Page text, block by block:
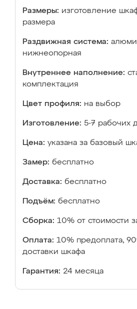
Размеры: изготовление
размера
Раздвижная система:
нижнеопорная
Внутреннее наполнение:
комплектация
Цвет профиля: на выбор
Изготовление: 5-7 рабочих
Цена: указана за базовый
Замер: бесплатно
Доставка: бесплатно
Подъём: бесплатно
Сборка: 10% от стоимости
Оплата: 10% предоплата,
доставки шкафа
Гарантия: 24 месяца